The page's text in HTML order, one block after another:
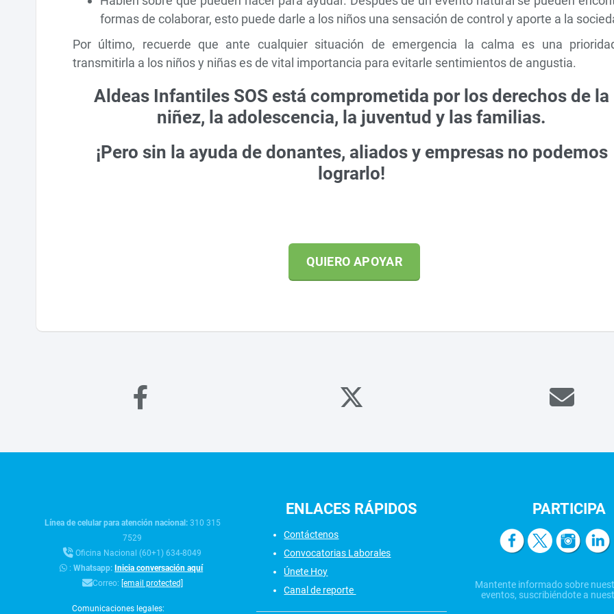
formas de colaborar, esto puede darle a los niños una sensación de control y aporte a la
Por último, recuerde que ante cualquier situación de emergencia la calma es una
transmitirla a los niños y niñas es de vital importancia para evitarle sentimientos de angustia.
Aldeas Infantiles SOS está comprometida por los derechos de la
niñez, la adolescencia, la juventud y las familias.
¡Pero sin la ayuda de donantes, aliados y empresas no podemos
lograrlo!
QUIERO APOYAR
Línea de celular para atención nacional: 310 315
7529
Oficina Nacional (60+1) 634-8049
:Whatsapp:Inicia conversación aquí
Correo: [email protected]
Comunicaciones legales:
ENLACES RÁPIDOS
Contáctenos
Convocatorias Laborales
Únete Hoy
Canal de reporte
PARTICIPA
Mantente informado sobre
eventos, suscribiéndote a